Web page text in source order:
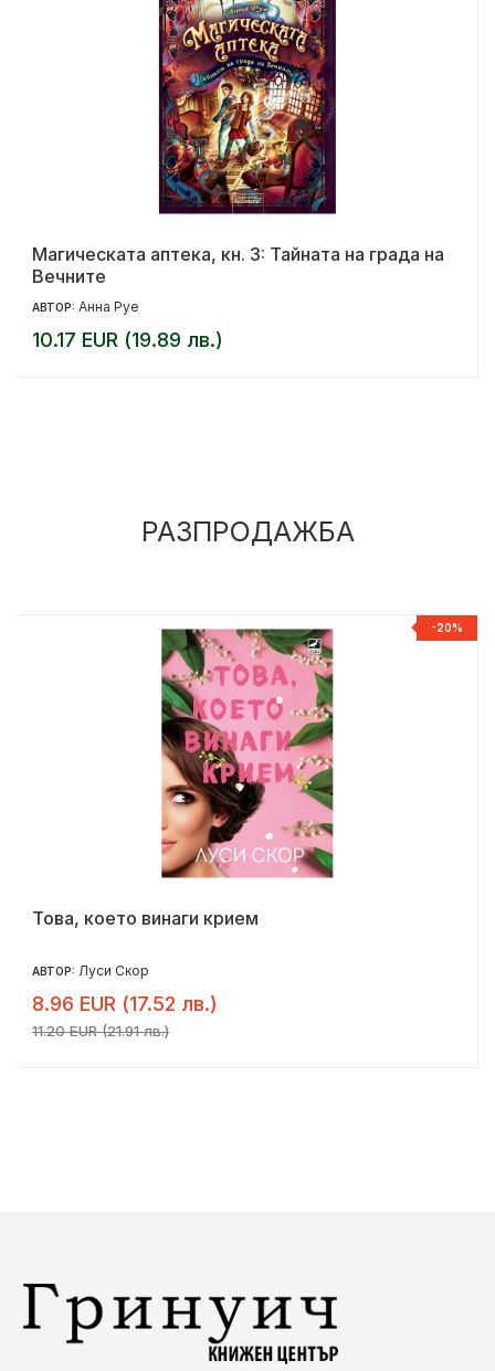
Магическата аптека, кн. 3: Тайната на града на
Вечните
АВТОР: Анна Руе
10.17 EUR (19.89 лв.)
РАЗПРОДАЖБА
-20%
Това, което винаги крием
АВТОР: Луси Скор
8.96 EUR (17.52 лв.)
11.20 EUR (21.91 лв.)